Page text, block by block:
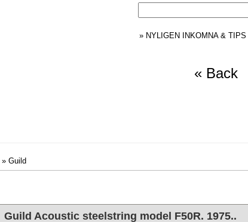
» NYLIGEN INKOMNA &
« Back
» Guild
Guild Acoustic steelstring model F50R. 1975..